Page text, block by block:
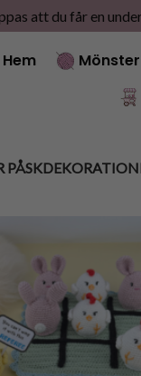
att du får en
Hem Mönster